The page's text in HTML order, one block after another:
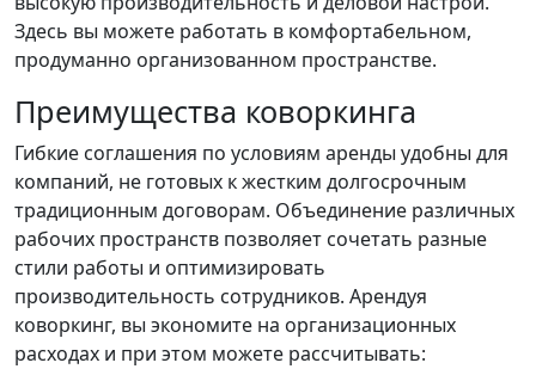
Здесь вы можете работать в комфортабельном,
продуманно организованном пространстве.
Преимущества коворкинга
Гибкие соглашения по условиям аренды удобны для
компаний, не готовых к жестким долгосрочным
традиционным договорам. Объединение различных
рабочих пространств позволяет сочетать разные
стили работы и оптимизировать
производительность сотрудников. Арендуя
коворкинг, вы экономите на организационных
расходах и при этом можете рассчитывать: